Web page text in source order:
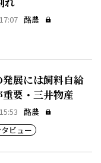
酪農
発展には飼料自給
要・三井物産
酪農
ビュー